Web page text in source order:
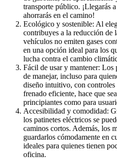
transporte público. ¡Llegarás
ahorrarás en el camino!
Ecológico y sostenible: Al
contribuyes a la reducción de
vehículos no emiten gases
en una opción ideal para los
lucha contra el cambio
Fácil de usar y mantener: Los
de manejar, incluso para
diseño intuitivo, con controles
frenado eficiente, hace que
principiantes como para
Accesibilidad y comodidad:
los patinetes eléctricos se
caminos cortos. Además, los
guardarlos cómodamente en
ideales para quienes tienen
oficina.